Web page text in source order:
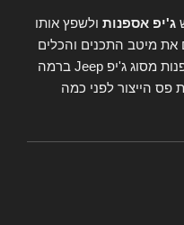
ג'יפ אספנות ולשפץ אותו
את מיטב התכנים והכלים
שיעזרו לכם לשפץ ולשחזר ג'יפ אספנות מסוג ג'יפ Jeep ברמה
פס הייצור לפני כמה